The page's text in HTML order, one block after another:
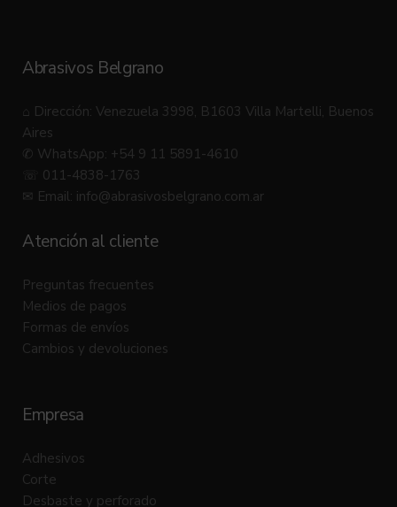
Abrasivos Belgrano
⌂ Dirección: Venezuela 3998, B1603 Villa Martelli, Buenos
Aires
✆ WhatsApp: +54 9 11 5891-4610
☏ 011-4838-1763
✉ Email: info@abrasivosbelgrano.com.ar
Atención al cliente
Preguntas frecuentes
Medios de pagos
Formas de envíos
Cambios y devoluciones
Empresa
Adhesivos
Corte
Desbaste y perforado